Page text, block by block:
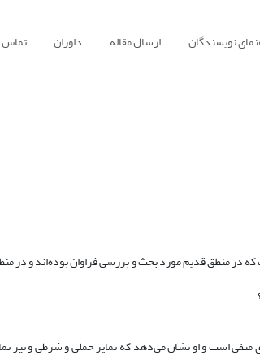
نویسندگان ارسال مقاله داوران تماس
در منطق قدیم مورد بحث و بررسی فراوان بوده‌اند و در
و او نشان می‌دهد که تمایز حملی و شرطی و نیز